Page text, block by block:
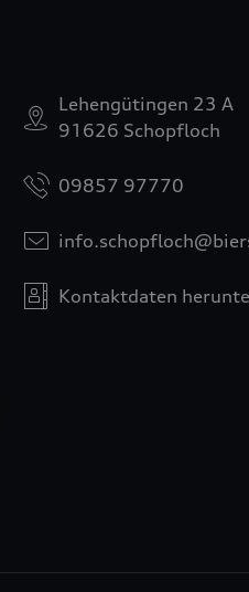
Lehengütingen 23 A
91626 Schopfloch
09857 97770
Kontaktdaten